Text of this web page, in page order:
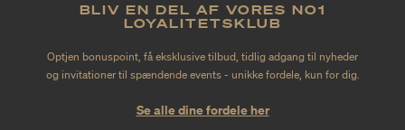
BLIV EN DEL AF VORES NO1
LOYALITETSKLUB
Optjen bonuspoint, få eksklusive tilbud, tidlig adgang til nyheder
og invitationer til spændende events - unikke fordele, kun for dig.
Se alle dine fordele her